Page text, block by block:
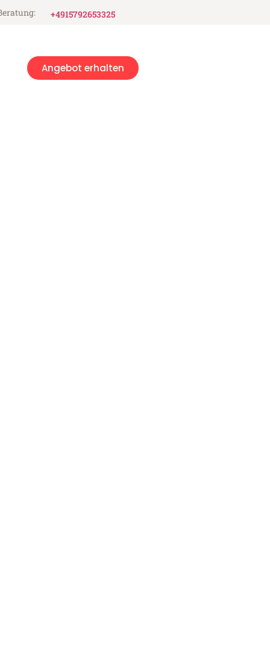
+4915792653325
Angebot erhalten